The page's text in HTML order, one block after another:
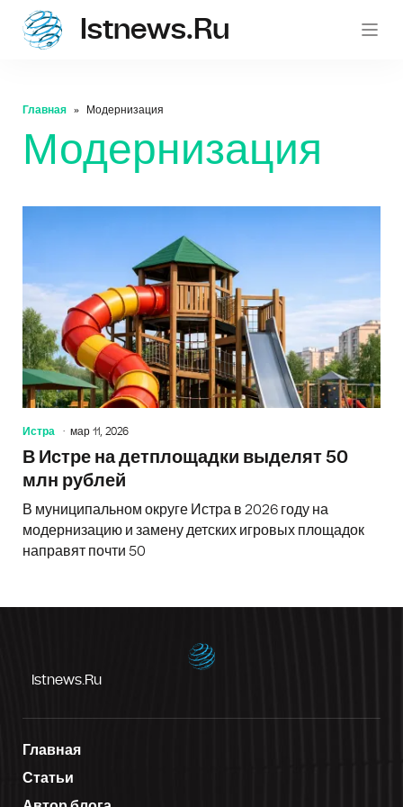
Istnews.ru
Главная Модернизация
Модернизация
Истра мар 11, 2026
В Истре на детплощадки выделят 50
млн рублей
В муниципальном округе Истра в 2026 году на
модернизацию и замену детских игровых площадок
направят почти 50
Istnews.ru
Главная
Статьи